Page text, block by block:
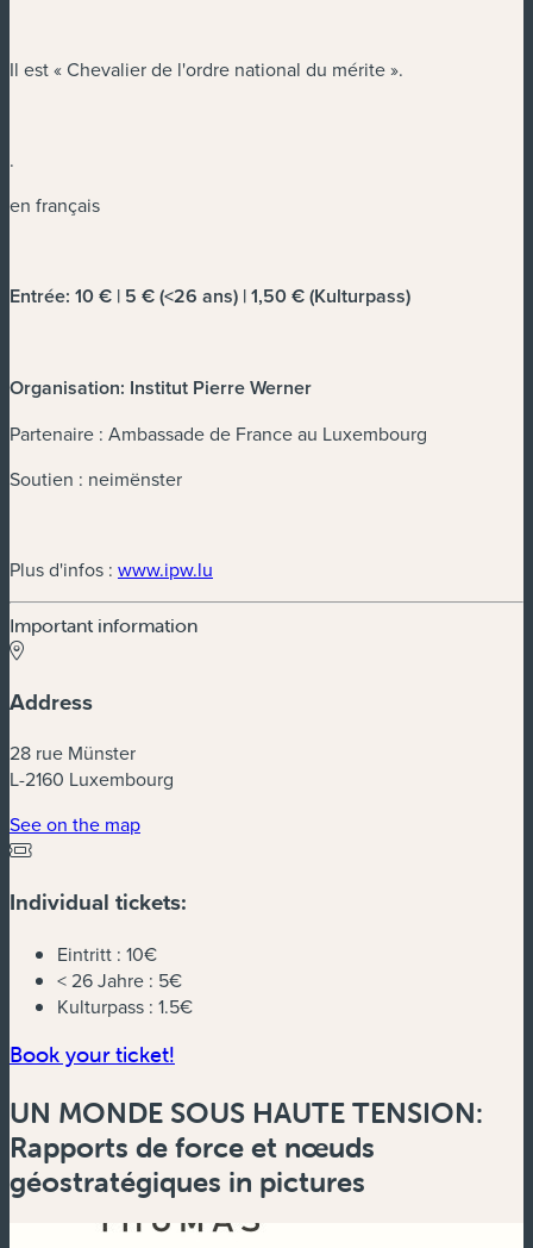
Il est « Chevalier de l'ordre national du mérite ».
.
en français
Entrée: 10 € | 5 € (<26 ans) | 1,50 € (Kulturpass)
Organisation: Institut Pierre Werner
Partenaire : Ambassade de France au Luxembourg
Soutien : neimënster
Plus d'infos : www.ipw.lu
Important information
Address
28 rue Münster
L-2160 Luxembourg
See on the map(new window)
Individual tickets:
Eintritt : 10€
< 26 Jahre : 5€
Kulturpass : 1.5€
Book your ticket!
UN MONDE SOUS HAUTE TENSION:
Rapports de force et nœuds
géostratégiques in pictures